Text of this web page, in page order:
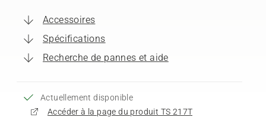
Accessoires
Spécifications
Recherche de pannes et aide
Actuellement disponible
Accéder à la page du produit TS 217T